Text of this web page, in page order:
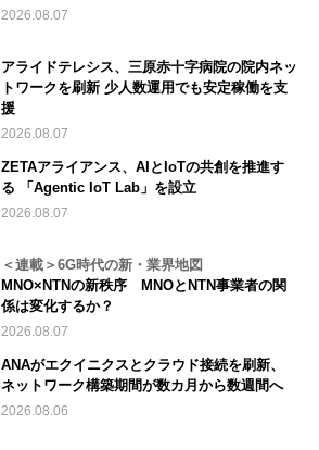
2026.08.07
アライドテレシス、三原赤十字病院の院内ネッ
トワークを刷新 少人数運用でも安定稼働を支
援
2026.08.07
ZETAアライアンス、AIとIoTの共創を推進す
る 「Agentic IoT Lab」を設立
2026.08.07
＜連載＞6G時代の新・業界地図
MNO×NTNの新秩序 MNOとNTN事業者の関
係は変化するか？
2026.08.07
ANAがエクイニクスとクラウド接続を刷新、
ネットワーク構築期間が数カ月から数週間へ
2026.08.06